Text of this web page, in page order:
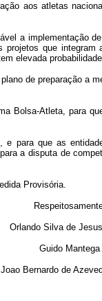
aos atletas
a
que
elevada
de preparação
Bolsa-Atleta, para
para que as
a disputa de
Provisória.
Orlando Silva de
Guido Mantega
Joao Bernardo de